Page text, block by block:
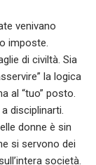
venivano
imposte.
di civiltà. Sia
la logica
al “tuo” posto.
disciplinarti.
donne è sin
si servono dei
società.